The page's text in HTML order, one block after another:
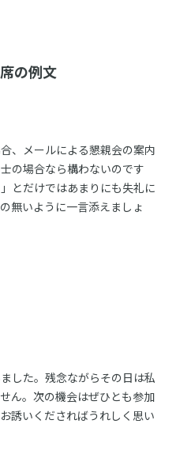
の例文
、メールによる懇親会の案内
の場合なら構わないのです
とだけではあまりにも失礼に
無いように一言添えましょ
した。残念ながらその日は私
ん。次の機会はぜひとも参加
誘いくださればうれしく思い